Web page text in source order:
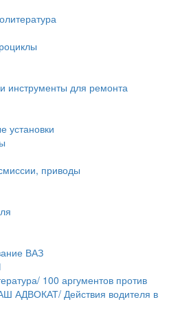
инструменты для ремонта
установки
приводы
ВАЗ
100 аргументов против
АДВОКАТ/ Действия водителя в